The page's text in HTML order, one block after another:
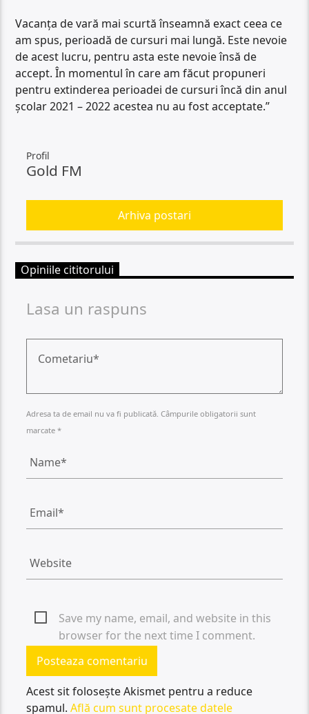
Vacanța de vară mai scurtă înseamnă exact ceea ce
am spus, perioadă de cursuri mai lungă. Este nevoie
de acest lucru, pentru asta este nevoie însă de
accept. În momentul în care am făcut propuneri
pentru extinderea perioadei de cursuri încă din anul
școlar 2021 – 2022 acestea nu au fost acceptate.”
Profil
Gold FM
Arhiva postari
Opiniile cititorului
Lasa un raspuns
Adresa ta de email nu va fi publicată. Câmpurile obligatorii sunt
marcate *
Save my name, email, and website in this
browser for the next time I comment.
Acest sit folosește Akismet pentru a reduce
spamul.Află cum sunt procesate datele